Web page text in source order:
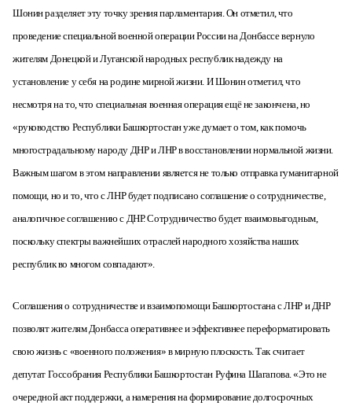
Шонинразделяет эту точку зренияпарламентария. Он отметил, что
проведение специальной военной операции России на Донбассевернуло
жителям Донецкой и Луганской народных республикнадежду на
установление у себя на родинемирной жизни. И Шонин отметил, что
несмотря на то, что специальная военная операция ещё не закончена, но
«руководство Республики Башкортостан уже думает о том, как помочь
многострадальному народу ДНР и ЛНР в восстановлении нормальной жизни.
Важным шагом в этом направлении является не только отправка гуманитарной
помощи, но и то, что с ЛНР будет подписано соглашение о сотрудничестве,
аналогичное соглашению с ДНР. Сотрудничество будет взаимовыгодным,
поскольку спектры важнейших отраслей народного хозяйства наших
республик во многом совпадают».
Соглашения о сотрудничестве и взаимопомощи Башкортостана сЛНР и ДНР
позволят жителям Донбасса оперативнее и эффективнее переформатировать
свою жизнь с «военного положения» в мирную плоскость.Так считает
депутат Госсобрания РеспубликиБашкортостан Руфина Шагапова. «Это не
очередной акт поддержки, а намерения на формирование долгосрочных